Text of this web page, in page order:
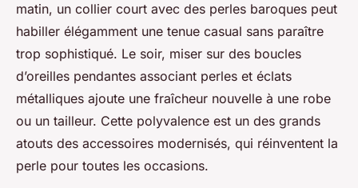
matin, un collier court avec des perles baroques peut
habiller élégamment une tenue casual sans paraître
trop sophistiqué. Le soir, miser sur des boucles
d’oreilles pendantes associant perles et éclats
métalliques ajoute une fraîcheur nouvelle à une robe
ou un tailleur. Cette polyvalence est un des grands
atouts des accessoires modernisés, qui réinventent la
perle pour toutes les occasions.